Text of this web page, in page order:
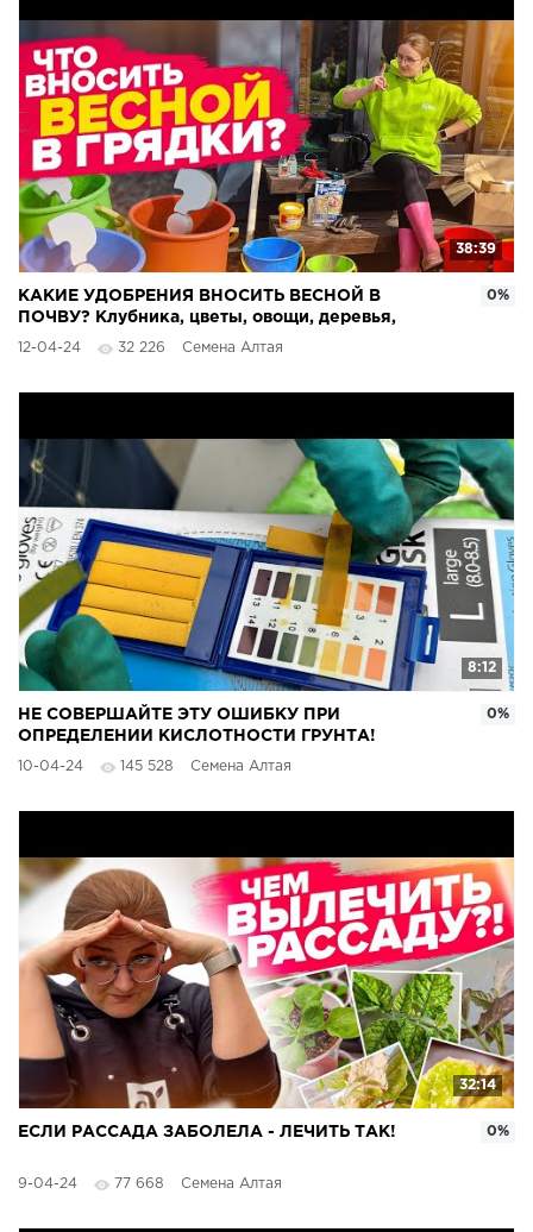
38:39
КАКИЕ УДОБРЕНИЯ ВНОСИТЬ ВЕСНОЙ В
ПОЧВУ? Клубника, цветы, овощи, деревья,
смородина
12-04-24 32 226 Семена Алтая
0%
8:12
НЕ СОВЕРШАЙТЕ ЭТУ ОШИБКУ ПРИ
ОПРЕДЕЛЕНИИ КИСЛОТНОСТИ ГРУНТА!
10-04-24 145 528 Семена Алтая
0%
32:14
ЕСЛИ РАССАДА ЗАБОЛЕЛА - ЛЕЧИТЬ ТАК!
9-04-24 77 668 Семена Алтая
0%